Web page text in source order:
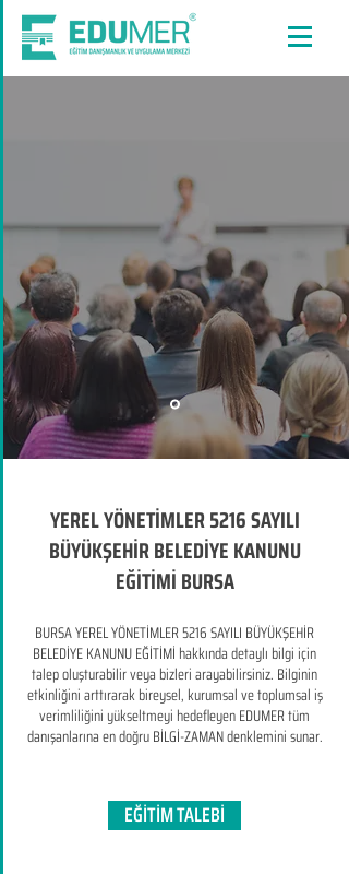
YEREL YÖNETİMLER 5216 SAYILI
BÜYÜKŞEHİR BELEDİYE KANUNU
EĞİTİMİ BURSA
BURSA YEREL YÖNETİMLER 5216 SAYILI BÜYÜKŞEHİR
BELEDİYE KANUNU EĞİTİMİ hakkında detaylı bilgi için
talep oluşturabilir veya bizleri arayabilirsiniz. Bilginin
etkinliğini arttırarak bireysel, kurumsal ve toplumsal iş
verimliliğini yükseltmeyi hedefleyen​ EDUMER tüm
danışanlarına en doğru BİLGİ-ZAMAN denklemini sunar.
EĞİTİM TALEBİ